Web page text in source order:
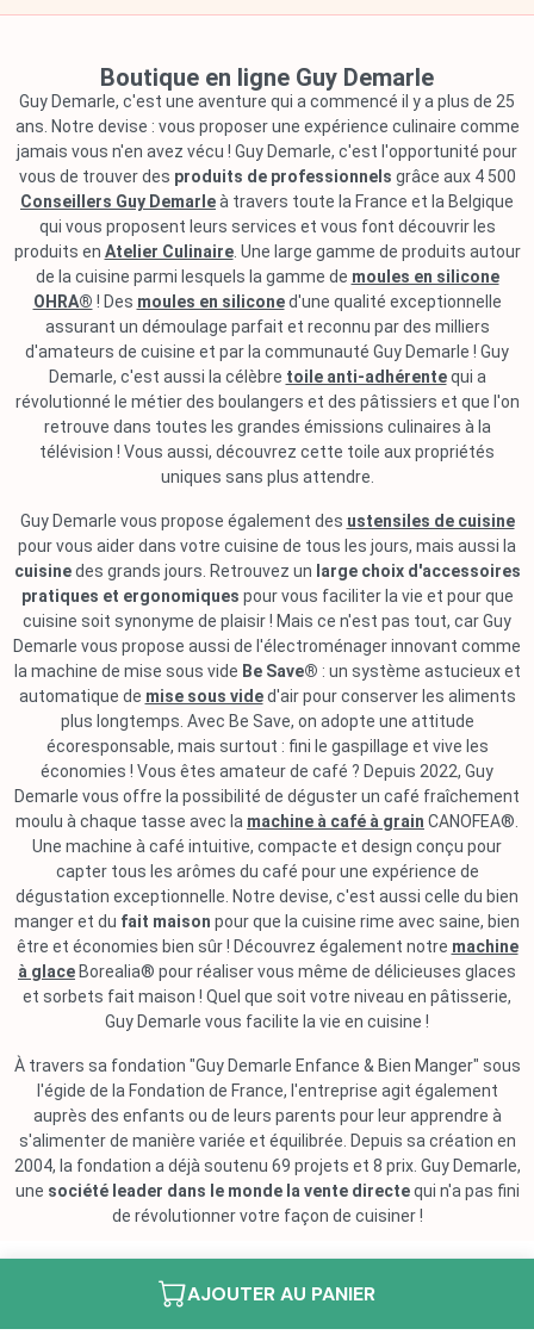
AJOUTER AU PANIER
Boutique en ligne Guy Demarle
Guy Demarle, c'est une aventure qui a commencé il y a plus de 25
ans. Notre devise : vous proposer une expérience culinaire comme
jamais vous n'en avez vécu ! Guy Demarle, c'est l'opportunité pour
vous de trouver des produits de professionnels grâce aux 4 500
Conseillers Guy Demarleà travers toute la France et la Belgique
qui vous proposent leurs services et vous font découvrir les
produits en Atelier Culinaire. Une large gamme de produits autour
de la cuisine parmi lesquels la gamme de moules en silicone
OHRA® ! Des moules en siliconed'une qualité exceptionnelle
assurant un démoulage parfait et reconnu par des milliers
d'amateurs de cuisine et par la communauté Guy Demarle ! Guy
Demarle, c'est aussi la célèbre toile anti-adhérentequi a
révolutionné le métier des boulangers et des pâtissiers et que l'on
retrouve dans toutes les grandes émissions culinaires à la
télévision ! Vous aussi, découvrez cette toile aux propriétés
uniques sans plus attendre.
Guy Demarle vous propose également des ustensiles de cuisine
pour vous aider dans votre cuisine de tous les jours, mais aussi la
cuisinedes grands jours. Retrouvez un large choix d'accessoires
pratiques et ergonomiques pour vous faciliter la vie et pour que
cuisine soit synonyme de plaisir ! Mais ce n'est pas tout, car Guy
Demarle vous propose aussi de l'électroménager innovant comme
la machine de mise sous vide Be Save® : un système astucieux et
automatique de mise sous vided'air pour conserver les aliments
plus longtemps. Avec Be Save, on adopte une attitude
écoresponsable, mais surtout : fini le gaspillage et vive les
économies ! Vous êtes amateur de café ? Depuis 2022, Guy
Demarle vous offre la possibilité de déguster un café fraîchement
moulu à chaque tasse avec la machine à café à grain CANOFEA®.
Une machine à café intuitive, compacte et design conçu pour
capter tous les arômes du café pour une expérience de
dégustation exceptionnelle. Notre devise, c'est aussi celle du bien
manger et du fait maison pour que la cuisine rime avec saine, bien
être et économies bien sûr ! Découvrez également notre machine
à glace Borealia® pour réaliser vous même de délicieuses glaces
et sorbets fait maison ! Quel que soit votre niveau en pâtisserie,
Guy Demarle vous facilite la vie en cuisine !
À travers sa fondation "Guy Demarle Enfance & Bien Manger" sous
l'égide de la Fondation de France, l'entreprise agit également
auprès des enfants ou de leurs parents pour leur apprendre à
s'alimenter de manière variée et équilibrée. Depuis sa création en
2004, la fondation a déjà soutenu 69 projets et 8 prix. Guy Demarle,
une société leader dans le monde la vente directequi n'a pas fini
de révolutionner votre façon de cuisiner !